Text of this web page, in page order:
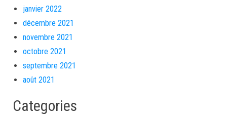
janvier 2022
décembre 2021
novembre 2021
octobre 2021
septembre 2021
août 2021
Categories